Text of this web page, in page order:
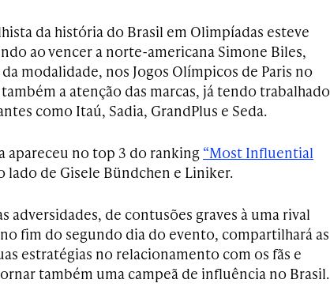
da história do Brasil em Olimpíadas esteve
ao vencer a norte-americana Simone Biles,
modalidade, nos Jogos Olímpicos de Paris no
a atenção das marcas, já tendo trabalhado
como Itaú, Sadia, GrandPlus e Seda.
apareceu no top 3 do ranking “Most Influential
lado de Gisele Bündchen e Liniker.
adversidades, de contusões graves à uma rival
fim do segundo dia do evento, compartilhará as
estratégias no relacionamento com os fãs e
também uma campeã de influência no Brasil.